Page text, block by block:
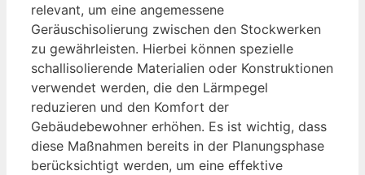
relevant, um eine angemessene
Geräuschisolierung zwischen den Stockwerken
zu gewährleisten. Hierbei können spezielle
schallisolierende Materialien oder Konstruktionen
verwendet werden, die den Lärmpegel
reduzieren und den Komfort der
Gebäudebewohner erhöhen. Es ist wichtig, dass
diese Maßnahmen bereits in der Planungsphase
berücksichtigt werden, um eine effektive